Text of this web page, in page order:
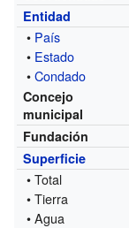
Entidad
• País
• Estado
•Condado
Concejo
municipal
Fundación
Superficie
• Total
• Tierra
• Agua